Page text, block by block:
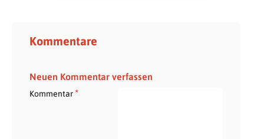
Kommentare
Neuen Kommentar verfassen
Kommentar*